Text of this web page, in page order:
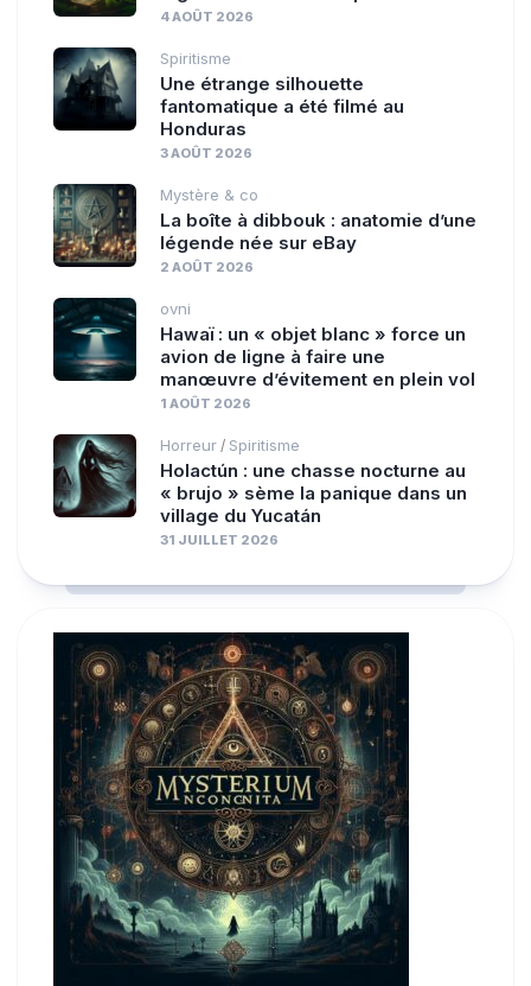
4 AOÛT 2026
Spiritisme
Une étrange silhouette
fantomatique a été filmé au
Honduras
3 AOÛT 2026
Mystère & co
La boîte à dibbouk : anatomie d’une
légende née sur eBay
2 AOÛT 2026
ovni
Hawaï : un « objet blanc » force un
avion de ligne à faire une
manœuvre d’évitement en plein vol
1 AOÛT 2026
Horreur / Spiritisme
Holactún : une chasse nocturne au
« brujo » sème la panique dans un
village du Yucatán
31 JUILLET 2026